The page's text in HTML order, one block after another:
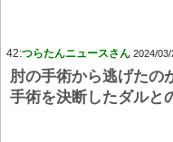
42:つらたんニュースさん 2024/
肘の手術から逃げたの
手術を決断したダルと